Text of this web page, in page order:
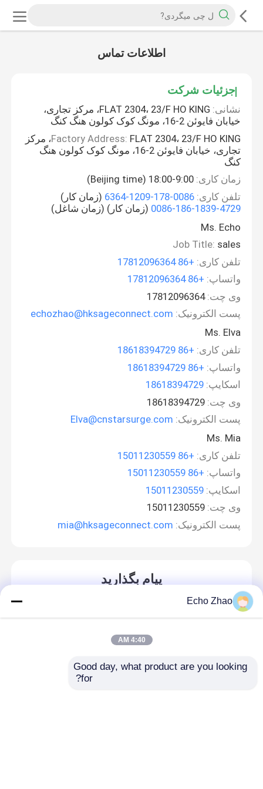
اطلاعات تماس
جزئیات شرکت
نشانی:
FLAT 2304، 23/F HO KING، مرکز تجاری،
خیابان فایوئن 2-16، مونگ کوک کولون هنگ کنگ
Factory Address:FLAT 2304، 23/F HO KING، مرکز
تجاری، خیابان فایوئن 2-16، مونگ کوک کولون هنگ
کنگ
زمان کاری: 9:00-18:00 (Beijing time)
تلفن کاری: 0086-178-1209-6364
(زمان کار)
0086-186-1839-4729 (زمان کار) (زمان شاغل)
Ms. Echo
Job Title: sales
تلفن کاری: +86 17812096364
واتساپ: +86 17812096364
وی چت: 17812096364
پست الکترونیک: echozhao@hksageconnect.com
Ms. Elva
تلفن کاری: +86 18618394729
واتساپ: +86 18618394729
اسکایپ: 18618394729
وی چت: 18618394729
پست الکترونیک: Elva@cnstarsurge.com
Ms. Mia
تلفن کاری: +86 15011230559
واتساپ: +86 15011230559
اسکایپ: 15011230559
وی چت: 15011230559
پست الکترونیک: mia@hksageconnect.com
پیام بگذارید
ما به زودی با شما تماس خواهیم گرفتEcho Zhao
4:40 AM
Good day, what product are you looking
for?